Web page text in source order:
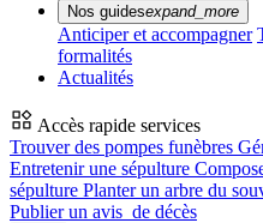
Nos guidesexpand_more
Anticiper et accompagner
formalités
Actualités
Accès rapide services
Trouver des pompes funèbres
Entretenir une sépulture
sépulture Planter un arbre du
Publier un avis de décès